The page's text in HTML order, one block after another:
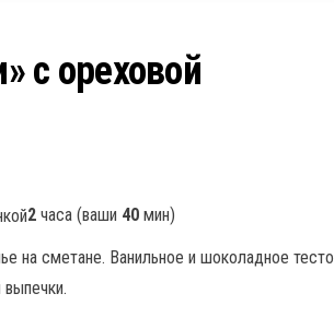
с ореховой
2 часа (ваши 40 мин)
на сметане. Ванильное и шоколадное тесто